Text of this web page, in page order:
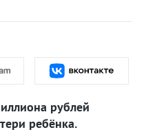
рублей
ребёнка.